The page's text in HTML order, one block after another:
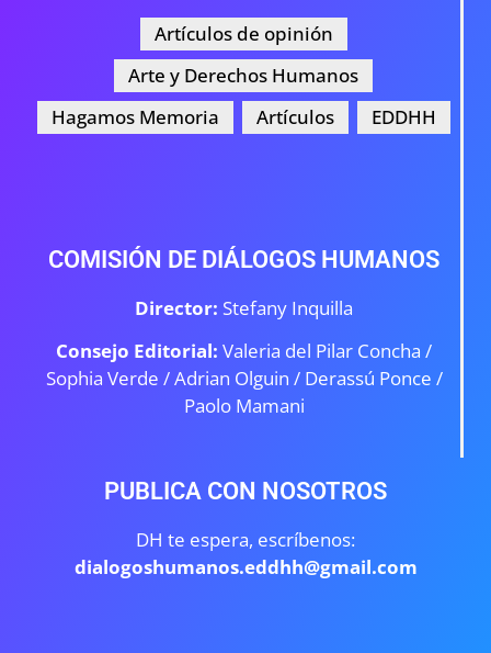
Artículos de opinión
Arte y Derechos Humanos
Hagamos Memoria
Artículos EDDHH
COMISIÓN DE DIÁLOGOS HUMANOS
Director: Stefany Inquilla
Consejo Editorial: Valeria del Pilar Concha /
Sophia Verde /Adrian Olguin / Derassú Ponce /
Paolo Mamani
PUBLICA CON NOSOTROS
DH te espera, escríbenos:
dialogoshumanos.eddhh@gmail.com